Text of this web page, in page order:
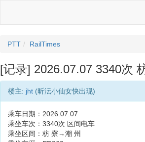
PTT RailTimes
[记录] 2026.07.07 3340次
楼主: jht (昕沄小仙女快出现)
乘车日期：2026.07.07
乘坐车次：3340次 区间电车
乘坐区间：枋 寮→潮 州